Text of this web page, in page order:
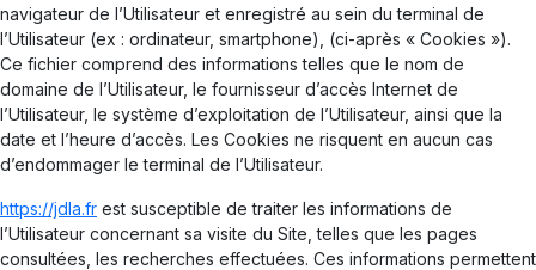
navigateur de l’Utilisateur et enregistré au sein du terminal de
l’Utilisateur (ex : ordinateur, smartphone), (ci-après « Cookies »).
Ce fichier comprend des informations telles que le nom de
domaine de l’Utilisateur, le fournisseur d’accès Internet de
l’Utilisateur, le système d’exploitation de l’Utilisateur, ainsi que la
date et l’heure d’accès. Les Cookies ne risquent en aucun cas
d’endommager le terminal de l’Utilisateur.
https://jdla.fr est susceptible de traiter les informations de
l’Utilisateur concernant sa visite du Site, telles que les pages
consultées, les recherches effectuées. Ces informations permettent